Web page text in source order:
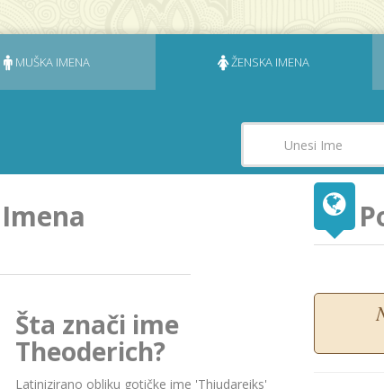
MUŠKA IMENA ŽENSKA IMENA
Šta znači ime
Theoderich?
Latinizirano obliku gotičke ime 'Thiudareiks'